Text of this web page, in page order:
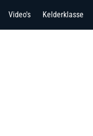
Video's Kelderklasse